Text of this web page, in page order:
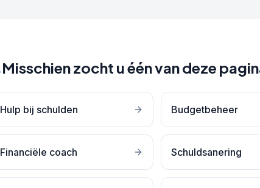
Misschien zocht u één van deze
Hulp bij schulden Budgetbeheer
Financiële coach Schuldsanering